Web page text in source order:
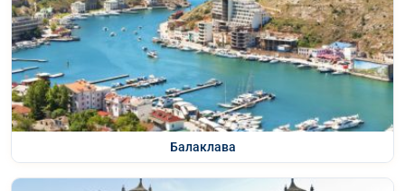
Балаклава